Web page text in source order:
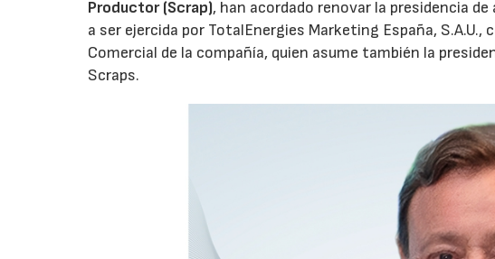
Productor (Scrap), han acordado renovar la presidencia
a ser ejercida por TotalEnergies Marketing España,
Comercial de la compañía, quien asume también la
Scraps.